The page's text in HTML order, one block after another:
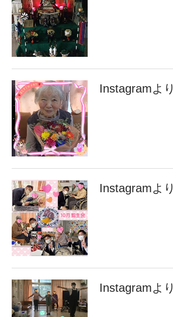
Instagramより
Instagramより
Instagramより